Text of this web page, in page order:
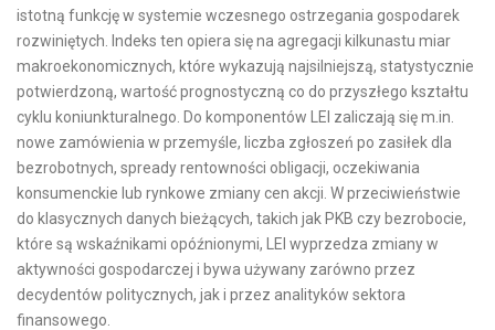
istotną funkcję w systemie wczesnego ostrzegania gospodarek
rozwiniętych. Indeks ten opiera się na agregacji kilkunastu miar
makroekonomicznych, które wykazują najsilniejszą, statystycznie
potwierdzoną, wartość prognostyczną co do przyszłego kształtu
cyklu koniunkturalnego. Do komponentów LEI zaliczają się m.in.
nowe zamówienia w przemyśle, liczba zgłoszeń po zasiłek dla
bezrobotnych, spready rentowności obligacji, oczekiwania
konsumenckie lub rynkowe zmiany cen akcji. W przeciwieństwie
do klasycznych danych bieżących, takich jak PKB czy bezrobocie,
które są wskaźnikami opóźnionymi, LEI wyprzedza zmiany w
aktywności gospodarczej i bywa używany zarówno przez
decydentów politycznych, jak i przez analityków sektora
finansowego.